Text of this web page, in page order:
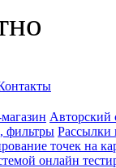
Авторский
фильтры Рассылки
точек на
онлайн